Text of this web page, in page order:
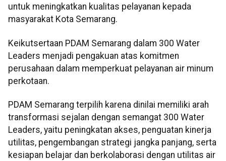
untuk meningkatkan kualitas pelayanan kepada
masyarakat Kota Semarang.
Keikutsertaan PDAM Semarang dalam 300 Water
Leaders menjadi pengakuan atas komitmen
perusahaan dalam memperkuat pelayanan air minum
perkotaan.
PDAM Semarang terpilih karena dinilai memiliki arah
transformasi sejalan dengan semangat 300 Water
Leaders, yaitu peningkatan akses, penguatan kinerja
utilitas, pengembangan strategi jangka panjang, serta
kesiapan belajar dan berkolaborasi dengan utilitas air